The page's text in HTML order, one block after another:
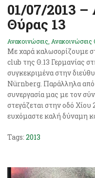
01/07/2013
Θύρας 13
Ανακοινώσεις Ανακοινώσεις
Με χαρά καλωσορίζουμε
club της Θ.13 Γερμανίας
συγκεκριμένα στην
Nürnberg. Παράλληλα από
συνεργασία μας με τον
στεγάζεται στην οδό
ευχόμαστε καλή δύναμη
Tags: 2013